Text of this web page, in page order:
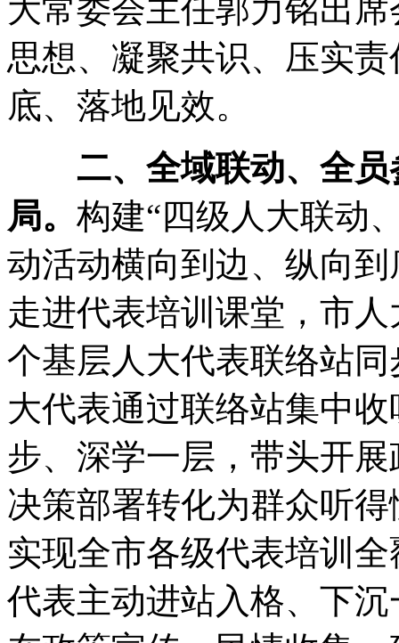
大常委会主任郭力铭出
思想、凝聚共识、压实责
底、落地见效。
二、全域联动、全员
局。 构建“四级人大联动
动活动横向到边、纵向到
走进代表培训课堂 ， 市人
个基层人大代表联络站
大代表通过联络站集中收
步、深学一层 ， 带头开
决策部署转化为群众听
实现全市各级代表培训全
代表主动进站入格、下沉